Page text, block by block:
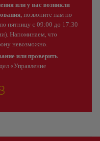
или у вас возникли
, позвоните нам по
пятницу с 09:00 до 17:30
Напоминаем, что
невозможно.
или проверить
«Управление